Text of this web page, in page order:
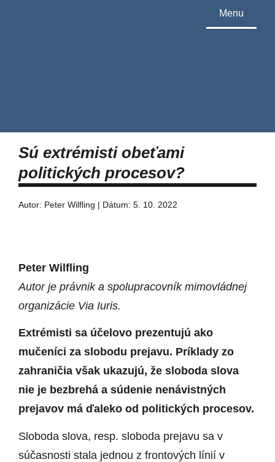
Menu
Sú extrémisti obeťami
politických procesov?
Autor: Peter Wilfling | Dátum: 5. 10. 2022
Peter Wilfling
Autor je právnik a spolupracovník mimovládnej
organizácie Via Iuris.
Extrémisti sa účelovo prezentujú ako
mučeníci za slobodu prejavu. Príklady zo
zahraničia však ukazujú, že sloboda slova
nie je bezbrehá a súdenie nenávistných
prejavov má ďaleko od politických procesov.
Sloboda slova, resp. sloboda prejavu sa v
súčasnosti stala jednou z frontových línií v